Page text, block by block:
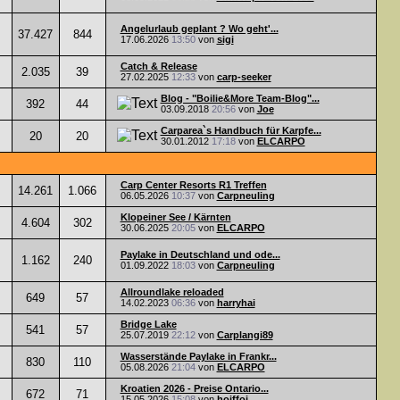
37.427 844
Angelurlaub geplant ? Wo geht'...
17.06.2026 13:50von sigi
2.035 39
Catch & Release
27.02.2025 12:33von carp-seeker
392 44
Blog - "Boilie&More Team-Blog"...
03.09.2018 20:56von Joe
20 20
Carparea`s Handbuch für Karpfe...
30.01.2012 17:18von ELCARPO
14.261 1.066
Carp Center Resorts R1 Treffen
06.05.2026 10:37von Carpneuling
4.604 302
Klopeiner See / Kärnten
30.06.2025 20:05von ELCARPO
1.162 240
Paylake in Deutschland und ode...
01.09.2022 18:03von Carpneuling
649 57
Allroundlake reloaded
14.02.2023 06:36von harryhai
541 57
Bridge Lake
25.07.2019 22:12von Carplangi89
830 110
Wasserstände Paylake in Frankr...
05.08.2026 21:04von ELCARPO
672 71
Kroatien 2026 - Preise Ontario...